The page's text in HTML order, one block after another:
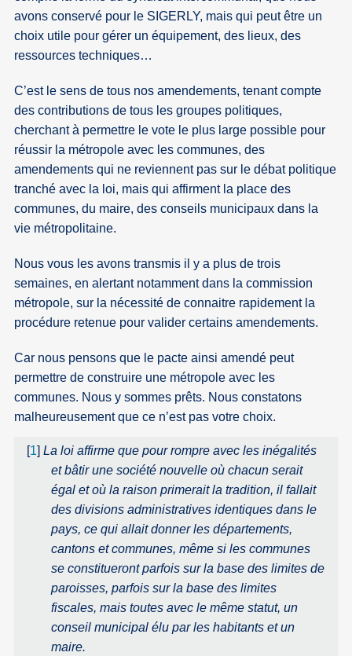
avons conservé pour le SIGERLY, mais qui peut être un
choix utile pour gérer un équipement, des lieux, des
ressources techniques…
C’est le sens de tous nos amendements, tenant compte
des contributions de tous les groupes politiques,
cherchant à permettre le vote le plus large possible pour
réussir la métropole avec les communes, des
amendements qui ne reviennent pas sur le débat politique
tranché avec la loi, mais qui affirment la place des
communes, du maire, des conseils municipaux dans la
vie métropolitaine.
Nous vous les avons transmis il y a plus de trois
semaines, en alertant notamment dans la commission
métropole, sur la nécessité de connaitre rapidement la
procédure retenue pour valider certains amendements.
Car nous pensons que le pacte ainsi amendé peut
permettre de construire une métropole avec les
communes. Nous y sommes prêts. Nous constatons
malheureusement que ce n’est pas votre choix.
[1]La loi affirme que pour rompre avec les inégalités
et bâtir une société nouvelle où chacun serait
égal et où la raison primerait la tradition, il fallait
des divisions administratives identiques dans le
pays, ce qui allait donner les départements,
cantons et communes, même si les communes
se constitueront parfois sur la base des limites de
paroisses, parfois sur la base des limites
fiscales, mais toutes avec le même statut, un
conseil municipal élu par les habitants et un
maire.